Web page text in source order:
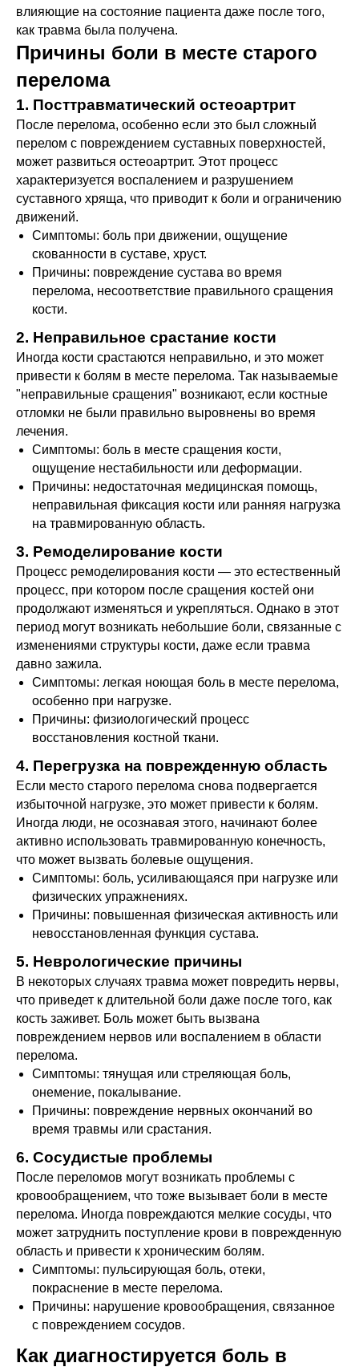
влияющие на состояние пациента даже после того,
как травма была получена.
Причины боли в месте старого
перелома
1. Посттравматический остеоартрит
После перелома, особенно если это был сложный
перелом с повреждением суставных поверхностей,
может развиться остеоартрит. Этот процесс
характеризуется воспалением и разрушением
суставного хряща, что приводит к боли и ограничению
движений.
Симптомы: боль при движении, ощущение
скованности в суставе, хруст.
Причины: повреждение сустава во время
перелома, несоответствие правильного сращения
кости.
2. Неправильное срастание кости
Иногда кости срастаются неправильно, и это может
привести к болям в месте перелома. Так называемые
"неправильные сращения" возникают, если костные
отломки не были правильно выровнены во время
лечения.
Симптомы: боль в месте сращения кости,
ощущение нестабильности или деформации.
Причины: недостаточная медицинская помощь,
неправильная фиксация кости или ранняя нагрузка
на травмированную область.
3. Ремоделирование кости
Процесс ремоделирования кости — это естественный
процесс, при котором после сращения костей они
продолжают изменяться и укрепляться. Однако в этот
период могут возникать небольшие боли, связанные с
изменениями структуры кости, даже если травма
давно зажила.
Симптомы: легкая ноющая боль в месте перелома,
особенно при нагрузке.
Причины: физиологический процесс
восстановления костной ткани.
4. Перегрузка на поврежденную область
Если место старого перелома снова подвергается
избыточной нагрузке, это может привести к болям.
Иногда люди, не осознавая этого, начинают более
активно использовать травмированную конечность,
что может вызвать болевые ощущения.
Симптомы: боль, усиливающаяся при нагрузке или
физических упражнениях.
Причины: повышенная физическая активность или
невосстановленная функция сустава.
5. Неврологические причины
В некоторых случаях травма может повредить нервы,
что приведет к длительной боли даже после того, как
кость заживет. Боль может быть вызвана
повреждением нервов или воспалением в области
перелома.
Симптомы: тянущая или стреляющая боль,
онемение, покалывание.
Причины: повреждение нервных окончаний во
время травмы или срастания.
6. Сосудистые проблемы
После переломов могут возникать проблемы с
кровообращением, что тоже вызывает боли в месте
перелома. Иногда повреждаются мелкие сосуды, что
может затруднить поступление крови в поврежденную
область и привести к хроническим болям.
Симптомы: пульсирующая боль, отеки,
покраснение в месте перелома.
Причины: нарушение кровообращения, связанное
с повреждением сосудов.
Как диагностируется боль в